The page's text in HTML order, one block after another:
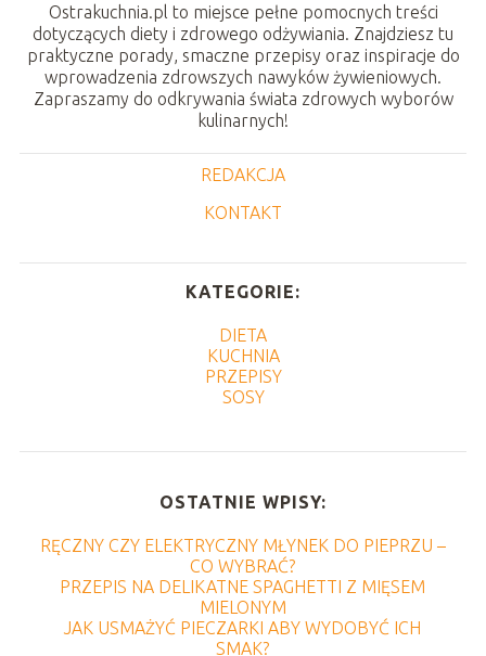
Ostrakuchnia.pl to miejsce pełne pomocnych treści
dotyczących diety i zdrowego odżywiania. Znajdziesz tu
praktyczne porady, smaczne przepisy oraz inspiracje do
wprowadzenia zdrowszych nawyków żywieniowych.
Zapraszamy do odkrywania świata zdrowych wyborów
kulinarnych!
REDAKCJA
KONTAKT
KATEGORIE:
DIETA
KUCHNIA
PRZEPISY
SOSY
OSTATNIE WPISY:
RĘCZNY CZY ELEKTRYCZNY MŁYNEK DO PIEPRZU –
CO WYBRAĆ?
PRZEPIS NA DELIKATNE SPAGHETTI Z MIĘSEM
MIELONYM
JAK USMAŻYĆ PIECZARKI ABY WYDOBYĆ ICH
SMAK?